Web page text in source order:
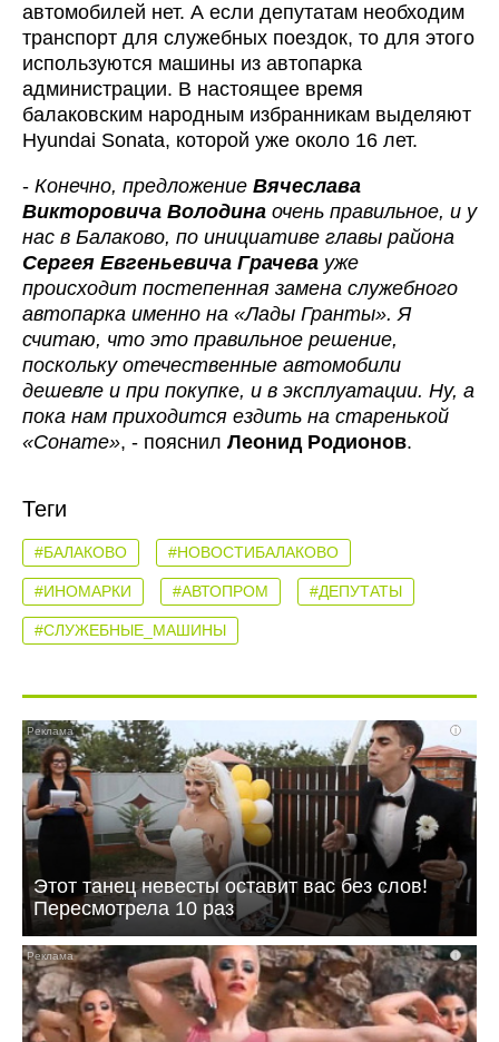
автомобилей нет. А если депутатам необходим
транспорт для служебных поездок, то для этого
используются машины из автопарка
администрации. В настоящее время
балаковским народным избранникам выделяют
Hyundai Sonata, которой уже около 16 лет.
- Конечно, предложение Вячеслава
Викторовича Володина очень правильное, и у
нас в Балаково, по инициативе главы района
Сергея Евгеньевича Грачева уже
происходит постепенная замена служебного
автопарка именно на «Лады Гранты». Я
считаю, что это правильное решение,
поскольку отечественные автомобили
дешевле и при покупке, и в эксплуатации. Ну, а
пока нам приходится ездить на старенькой
«Сонате», - пояснил Леонид Родионов.
Теги
#БАЛАКОВО #НОВОСТИБАЛАКОВО
#ИНОМАРКИ #АВТОПРОМ #ДЕПУТАТЫ
#СЛУЖЕБНЫЕ_МАШИНЫ
i
Этот танец невесты оставит вас без слов!
Пересмотрела 10 раз
i